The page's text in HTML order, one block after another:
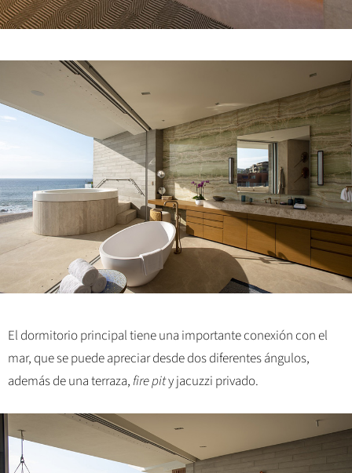
El dormitorio principal tiene una importante conexión con el
mar, que se puede apreciar desde dos diferentes ángulos,
además de una terraza,fire pity jacuzzi privado.